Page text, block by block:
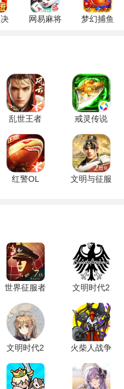
战斗组合。
们的最大潜力。
自己的城市，提升资源生
准备。
紧张感，玩家需要迅速做
玩家可以根据自己的喜好
组队，分享战斗经验和资
玩家能够在战斗中感受到
通过完成任务获得丰厚奖
体验到新鲜的玩法，保持
网易麻将
梦幻捕鱼
乱世王者
2.1.18.888
手机版
戒灵传说
4.0.0 手机
版
红警OL
文明与征服
世界征服者
4 1.27.0 安
卓版
文明时代2
夕日余晖
2.0.6 安卓
版
文明时代2
狂潮mod
1.0 安卓版
火柴人战争
遗产3
2026.5.2407